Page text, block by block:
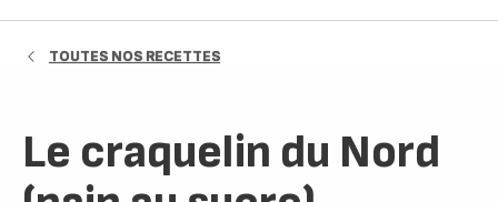
TOUTES NOS RECETTES
Le craquelin du Nord